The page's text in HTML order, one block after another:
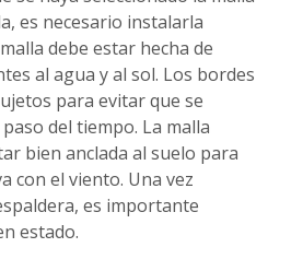
es necesario instalarla
debe estar hecha de
al agua y al sol. Los bordes
para evitar que se
del tiempo. La malla
bien anclada al suelo para
con el viento. Una vez
es importante
estado.